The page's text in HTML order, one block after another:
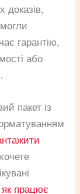
доказів,
гарантію,
або
пакет із
як працює